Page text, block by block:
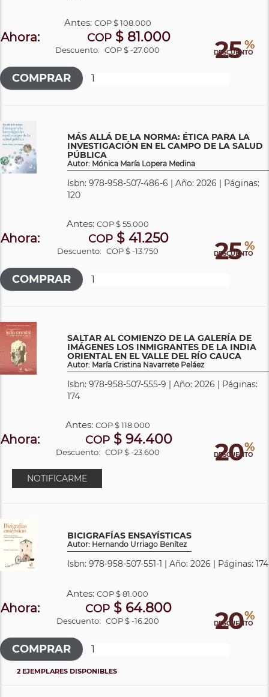
25 %
DESCUENTO
Antes: COP$ 108.000
Ahora: COP$ 81.000
Descuento: COP $ -27.000
MÁS ALLÁ DE LA NORMA: ÉTICA PARA LA
INVESTIGACIÓN EN EL CAMPO DE LA SALUD
PÚBLICA
Autor: Mónica María Lopera Medina
Isbn: 978-958-507-486-6 | Año: 2026 | Páginas:
120
25 %
DESCUENTO
Antes: COP$ 55.000
Ahora: COP $ 41.250
Descuento: COP $ -13.750
SALTAR AL COMIENZO DE LA GALERÍA DE
IMÁGENES LOS INMIGRANTES DE LA INDIA
ORIENTAL EN EL VALLE DEL RÍO CAUCA
Autor: María Cristina Navarrete Peláez
Isbn: 978-958-507-555-9 | Año: 2026 | Páginas:
174
20%
DESCUENTO
Antes: COP$ 118.000
Ahora: COP$ 94.400
Descuento: COP $ -23.600
NOTIFICARME
BICIGRAFÍAS ENSAYÍSTICAS
Autor: Hernando Urriago Benítez
Isbn: 978-958-507-551-1 | Año: 2026 | Páginas: 174
20%
DESCUENTO
Antes:COP$ 81.000
Ahora: COP $ 64.800
Descuento: COP $ -16.200
2 EJEMPLARES DISPONIBLES